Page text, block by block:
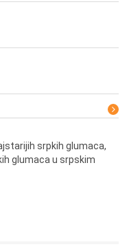
srpkih glumaca,
glumaca u srpskim